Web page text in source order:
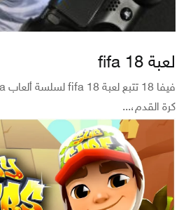
لعبة fifa 18
كرة القدم،...